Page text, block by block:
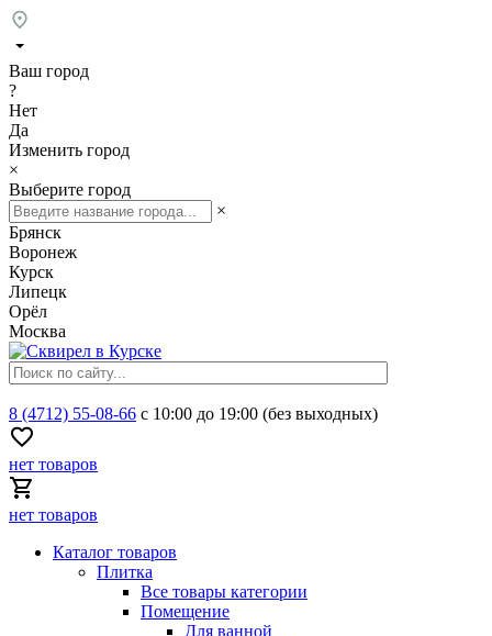
Ваш город
?
Нет
Да
Изменить город
×
Выберите город
×
Брянск
Воронеж
Курск
Липецк
Орёл
Москва
8 (4712) 55-08-66 с 10:00 до 19:00 (без выходных)
нет товаров
нет товаров
Каталог товаров
Плитка
Все товары категории
Помещение
Для ванной